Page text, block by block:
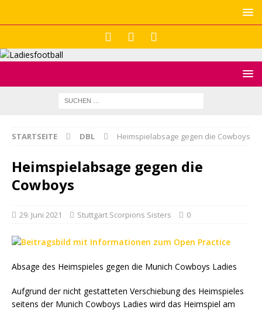
STARTSEITE DBL Heimspielabsage gegen die Cowboys
Heimspielabsage gegen die
Cowboys
29. Juni 2021 Stuttgart Scorpions Sisters 0
Absage des Heimspieles gegen die Munich Cowboys Ladies
Aufgrund der nicht gestatteten Verschiebung des Heimspieles
seitens der Munich Cowboys Ladies wird das Heimspiel am